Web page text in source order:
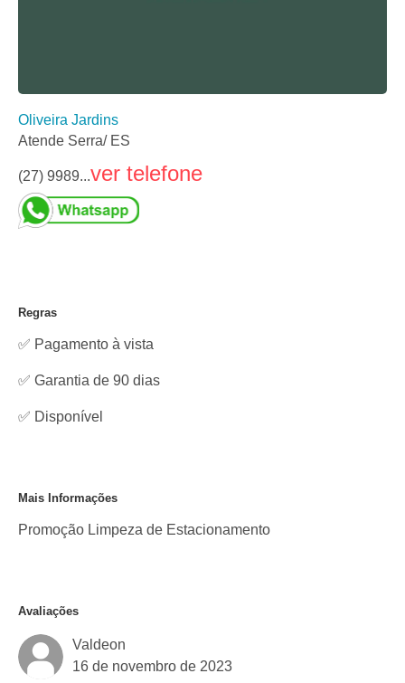
Oliveira Jardins
Atende Serra/ ES
(27) 9989...ver telefone
Regras
✅ Pagamento à vista
✅ Garantia de 90 dias
✅ Disponível
Mais Informações
Promoção Limpeza de Estacionamento
Avaliações
Valdeon
16 de novembro de 2023